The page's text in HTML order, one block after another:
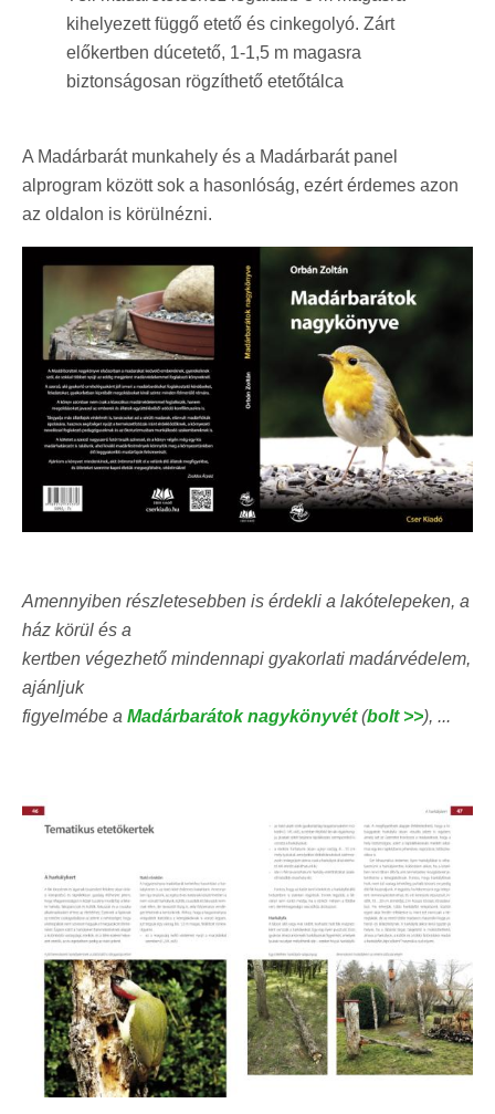
kihelyezett függő etető és cinkegolyó. Zárt
előkertben dúcetető, 1-1,5 m magasra
biztonságosan rögzíthető etetőtálca
A Madárbarát munkahely és a Madárbarát panel
alprogram között sok a hasonlóság, ezért érdemes azon
az oldalon is körülnézni.
Amennyiben részletesebben is érdekli a lakótelepeken, a
ház körül és a
kertben végezhető mindennapi gyakorlati madárvédelem,
ajánljuk
figyelmébe a Madárbarátok nagykönyvét(bolt >>), ...